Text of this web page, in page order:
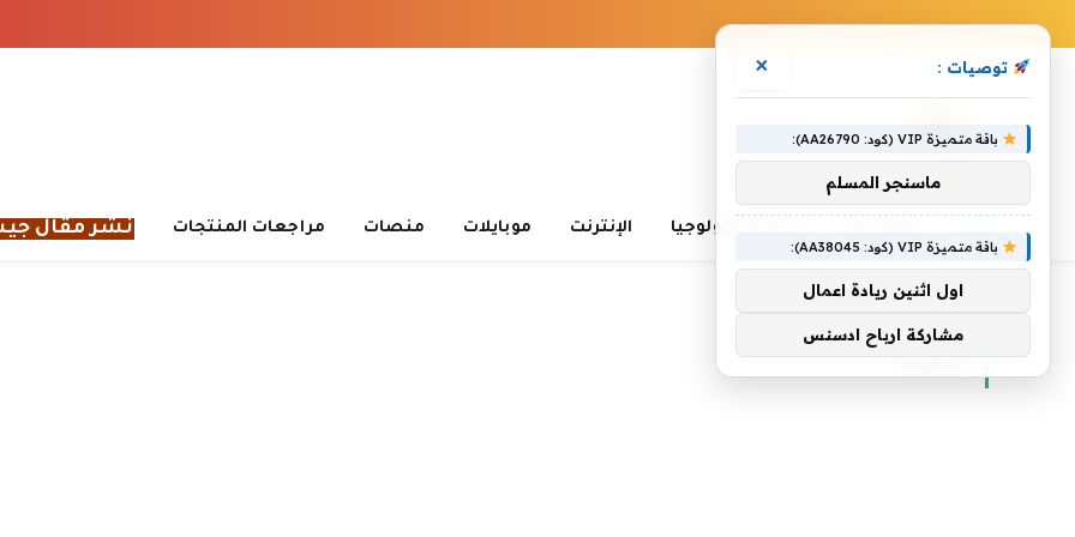
تعلم التكنولوجيا الإنترنت موبايلات منصات مراجعات المنتجات نشر مقال
الرئيسية»سفينة
سفينة
توصيات : ×
باقة متميزة VIP (كود: AA26790):
ماسنجر المسلم
باقة متميزة VIP (كود: AA38045):
اول اثنين ريادة اعمال
مشاركة ارباح ادسنس